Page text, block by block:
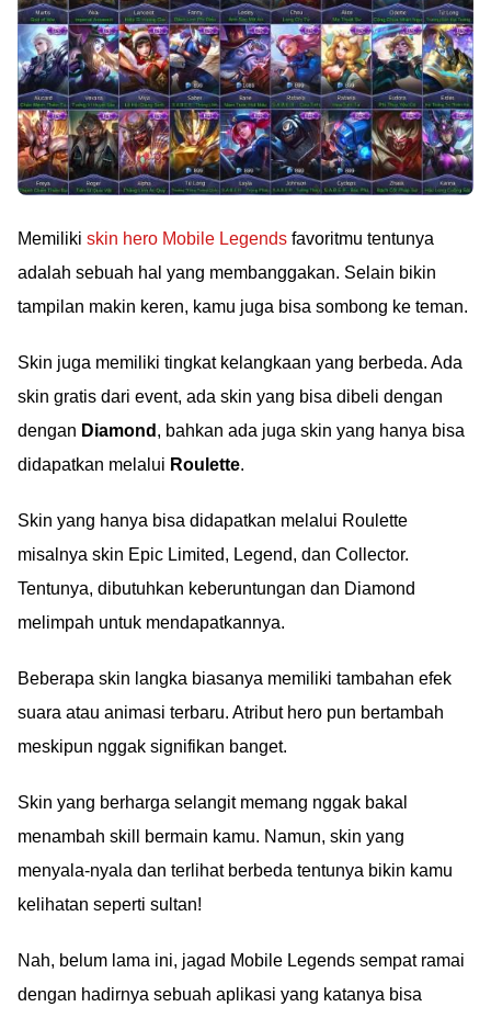
Memiliki skin hero Mobile Legends favoritmu tentunya
adalah sebuah hal yang membanggakan. Selain bikin
tampilan makin keren, kamu juga bisa sombong ke teman.
Skin juga memiliki tingkat kelangkaan yang berbeda. Ada
skin gratis dari event, ada skin yang bisa dibeli dengan
dengan Diamond , bahkan ada juga skin yang hanya bisa
didapatkan melalui Roulette.
Skin yang hanya bisa didapatkan melalui Roulette
misalnya skin Epic Limited, Legend, dan Collector.
Tentunya, dibutuhkan keberuntungan dan Diamond
melimpah untuk mendapatkannya.
Beberapa skin langka biasanya memiliki tambahan efek
suara atau animasi terbaru. Atribut hero pun bertambah
meskipun nggak signifikan banget.
Skin yang berharga selangit memang nggak bakal
menambah skill bermain kamu. Namun, skin yang
menyala-nyala dan terlihat berbeda tentunya bikin kamu
kelihatan seperti sultan!
Nah, belum lama ini, jagad Mobile Legends sempat ramai
dengan hadirnya sebuah aplikasi yang katanya bisa